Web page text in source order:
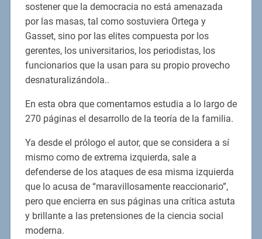
sostener que la democracia no está amenazada
por las masas, tal como sostuviera Ortega y
Gasset, sino por las elites compuesta por los
gerentes, los universitarios, los periodistas, los
funcionarios que la usan para su propio provecho
desnaturalizándola..
En esta obra que comentamos estudia a lo largo de
270 páginas el desarrollo de la teoría de la familia.
Ya desde el prólogo el autor, que se considera a sí
mismo como de extrema izquierda, sale a
defenderse de los ataques de esa misma izquierda
que lo acusa de “maravillosamente reaccionario”,
pero que encierra en sus páginas una crítica astuta
y brillante a las pretensiones de la ciencia social
moderna.